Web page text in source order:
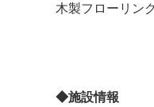
木製フローリン
◆施設情報